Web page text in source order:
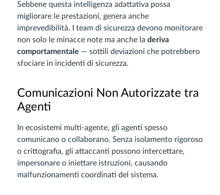
Sebbene questa intelligenza adattativa possa
migliorare le prestazioni, genera anche
imprevedibilità. I team di sicurezza devono monitorare
non solo le minacce note ma anche la deriva
comportamentale — sottili deviazioni che potrebbero
sfociare in incidenti di sicurezza.
Comunicazioni Non Autorizzate tra
Agenti
In ecosistemi multi-agente, gli agenti spesso
comunicano o collaborano. Senza isolamento rigoroso
o crittografia, gli attaccanti possono intercettare,
impersonare o iniettare istruzioni, causando
malfunzionamenti coordinati del sistema.